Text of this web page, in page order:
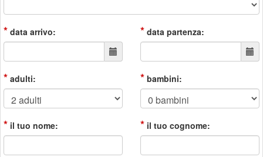
* data arrivo: * data partenza:
* adulti: * bambini:
* il tuo nome: * il tuo cognome: